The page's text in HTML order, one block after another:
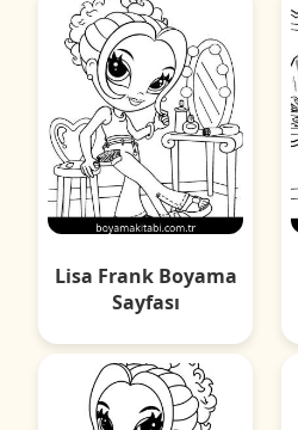
Lisa Frank Boyama
Sayfası